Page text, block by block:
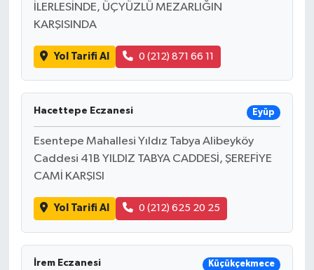
İLERLESİNDE, ÜÇYÜZLÜ MEZARLIĞIN
KARŞISINDA
Yol Tarifi Al 0 (212) 871 66 11
Hacettepe Eczanesi Eyüp
Esentepe Mahallesi Yıldız Tabya Alibeyköy
Caddesi 41B YILDIZ TABYA CADDESİ, ŞEREFİYE
CAMİ KARŞISI
Yol Tarifi Al 0 (212) 625 20 25
İrem Eczanesi Küçükçekmece